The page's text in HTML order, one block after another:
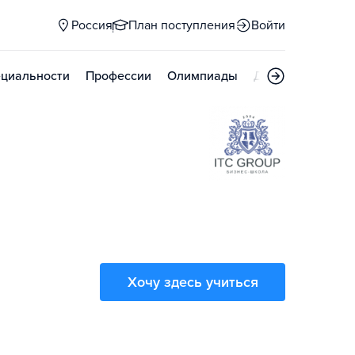
Россия План поступления Войти
Профессии Олимпиады Дни открытых
Хочу здесь учиться